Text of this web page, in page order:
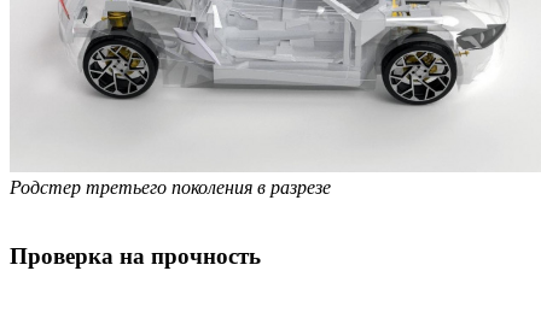
Родстер третьего поколения в разрезе
Проверка на прочность